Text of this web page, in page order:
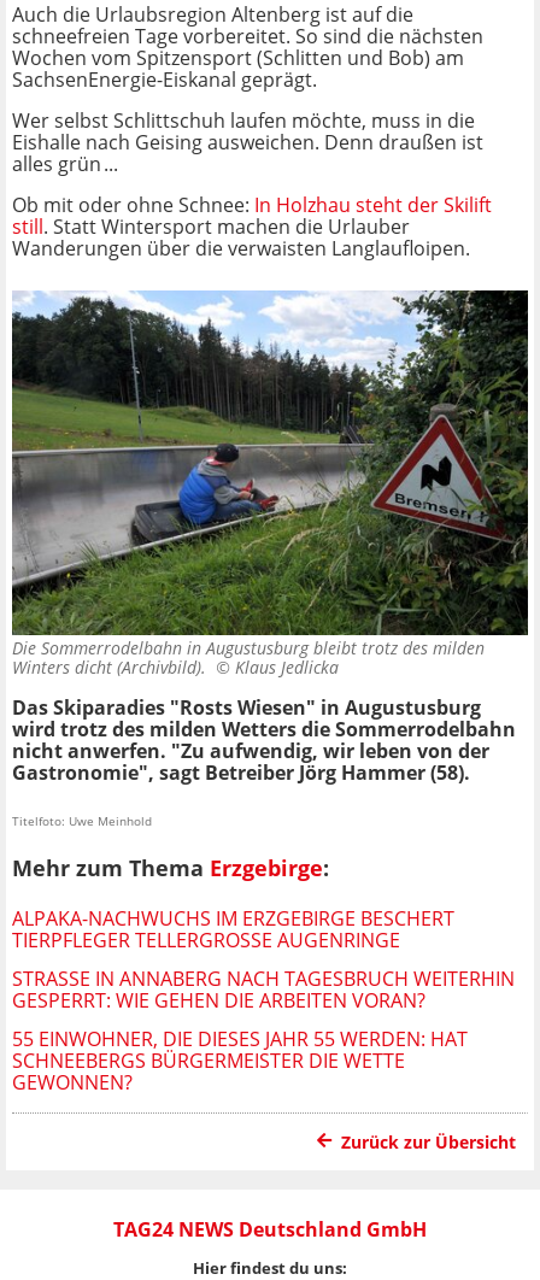
Auch die Urlaubsregion Altenberg ist auf die
schneefreien Tage vorbereitet. So sind die nächsten
Wochen vom Spitzensport (Schlitten und Bob) am
SachsenEnergie-Eiskanal geprägt.
Wer selbst Schlittschuh laufen möchte, muss in die
Eishalle nach Geising ausweichen. Denn draußen ist
alles grün ...
Ob mit oder ohne Schnee: In Holzhau steht der Skilift
still. Statt Wintersport machen die Urlauber
Wanderungen über die verwaisten Langlaufloipen.
Die Sommerrodelbahn in Augustusburg bleibt trotz des milden
Winters dicht (Archivbild). © Klaus Jedlicka
Das Skiparadies "Rosts Wiesen" in Augustusburg
wird trotz des milden Wetters die Sommerrodelbahn
nicht anwerfen. "Zu aufwendig, wir leben von der
Gastronomie", sagt Betreiber Jörg Hammer (58).
Titelfoto: Uwe Meinhold
Mehr zum Thema Erzgebirge:
ALPAKA-NACHWUCHS IM ERZGEBIRGE BESCHERT
TIERPFLEGER TELLERGROSSE AUGENRINGE
STRASSE IN ANNABERG NACH TAGESBRUCH WEITERHIN G
ESPERRT: WIE GEHEN DIE ARBEITEN VORAN?
55 EINWOHNER, DIE DIESES JAHR 55 WERDEN: HAT
SCHNEEBERGS BÜRGERMEISTER DIE WETTE
GEWONNEN?
Zurück zur Übersicht
TAG24 NEWS Deutschland GmbH
Hier findest du uns: